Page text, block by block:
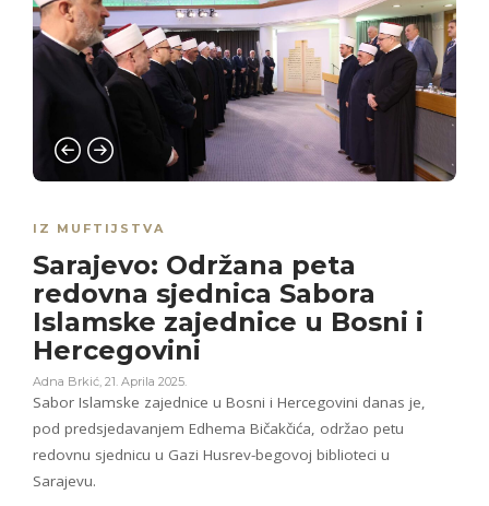
IZ MUFTIJSTVA
Sarajevo: Održana peta
redovna sjednica Sabora
Islamske zajednice u Bosni i
Hercegovini
Adna Brkić, 21. Aprila 2025.
Sabor Islamske zajednice u Bosni i Hercegovini danas je,
pod predsjedavanjem Edhema Bičakčića, održao petu
redovnu sjednicu u Gazi Husrev-begovoj biblioteci u
Sarajevu.